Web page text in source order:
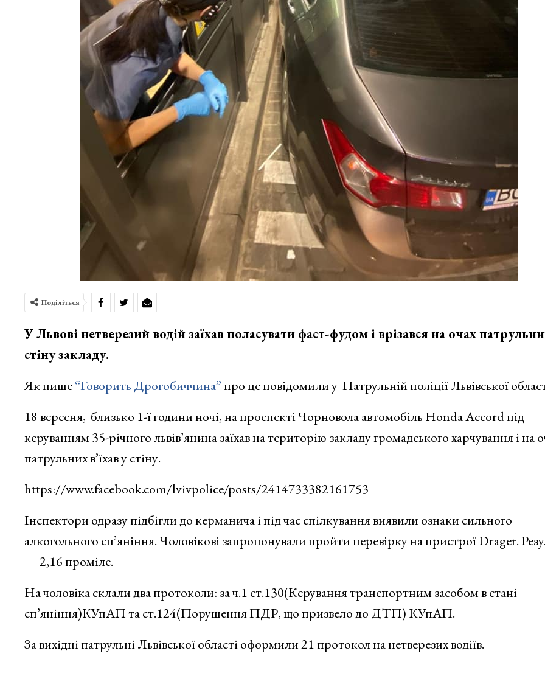
Поділіться
У Львові нетверезий водій заїхав поласувати фаст-фудом і врізався на очах
стіну закладу.
Як пише“Говорить Дрогобиччина”про це повідомили у Патрульній поліції Львівської
18 вересня, близько 1-ї години ночі, на проспекті Чорновола автомобіль Honda Accord під
керуванням 35-річного львів’янина заїхав на територію закладу громадського харчування і на
патрульних в’їхав у стіну.
https://www.facebook.com/lvivpolice/posts/2414733382161753
Інспектори одразу підбігли до керманича і під час спілкування виявили ознаки сильного
алкогольного сп’яніння.Чоловікові запропонували пройти перевірку на пристрої Drager.
— 2,16 проміле.
На чоловіка склали два протоколи: за ч.1 ст.130(Керування транспортним засобом в стані
сп’яніння)КУпАП та ст.124(Порушення ПДР, що призвело до ДТП) КУпАП.
За вихідні патрульні Львівської області оформили 21 протокол на нетверезих водіїв.